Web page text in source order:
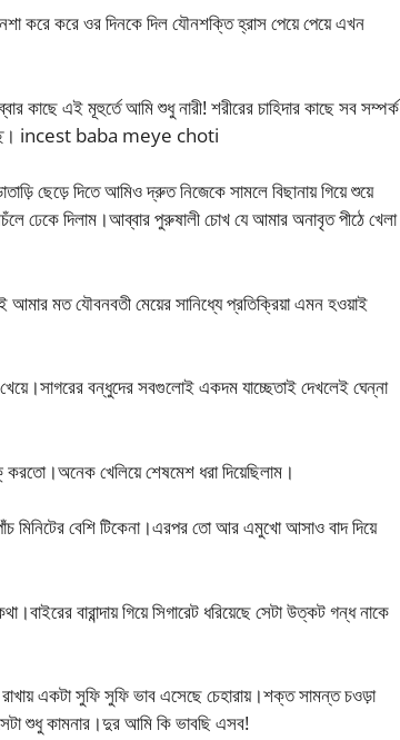
করে করে ওর দিনকে দিল যৌনশক্তি হ্রাস পেয়ে পেয়ে এখন
কাছে এই মূহুর্তে আমি শুধু নারী! শরীরের চাহিদার কাছে সব সম্পর্ক
incest baba meye choti
ছেড়ে দিতে আমিও দ্রুত নিজেকে সামলে বিছানায় গিয়ে শুয়ে
ঢেকে দিলাম।আব্বার পুরুষালী চোখ যে আমার অনাবৃত পীঠে খেলা
আমার মত যৌবনবতী মেয়ের সানিধ্যে প্রতিক্রিয়া এমন হওয়াই
বন্ধুদের সবগুলোই একদম যাচ্ছেতাই দেখলেই ঘেন্না
খেলিয়ে শেষমেশ ধরা দিয়েছিলাম।
মিনিটের বেশি টিকেনা।এরপর তো আর এমুখো আসাও বাদ দিয়ে
বারান্দায় গিয়ে সিগারেট ধরিয়েছে সেটা উত্কট গন্ধ নাকে
রাখায় একটা সুফি সুফি ভাব এসেছে চেহারায়।শক্ত সামন্ত চওড়া
শুধু কামনার।দুর আমি কি ভাবছি এসব!